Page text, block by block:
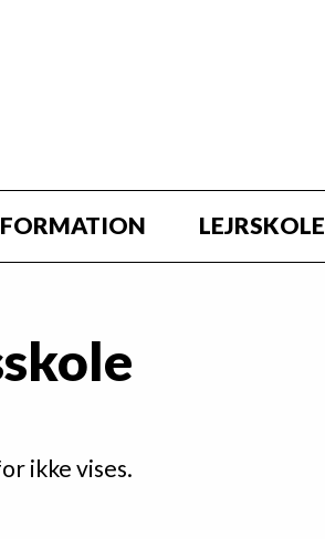
LEJRSKOLE
ikke vises.